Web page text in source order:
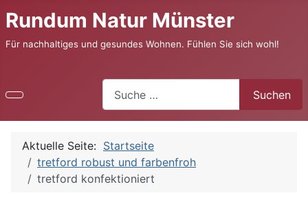
Rundum Natur Münster
Für nachhaltiges und gesundes Wohnen. Fühlen Sie sich wohl!
Suchen
Aktuelle Seite: Startseite
tretford robust und farbenfroh
tretford konfektioniert